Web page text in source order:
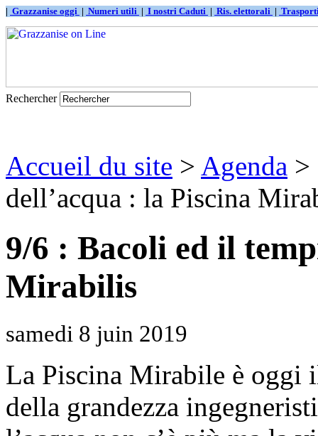
| Grazzanise oggi | Numeri utili | I nostri Caduti | Ris. elettorali |
Rechercher
Accueil du site > Agenda >
dell’acqua : la Piscina
9/6 : Bacoli ed il
Mirabilis
samedi 8 juin 2019
La Piscina Mirabile è oggi
della grandezza